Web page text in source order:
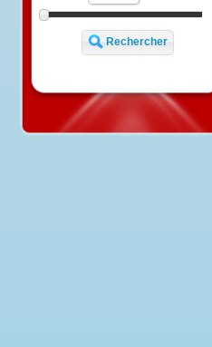
Surface m² minimum